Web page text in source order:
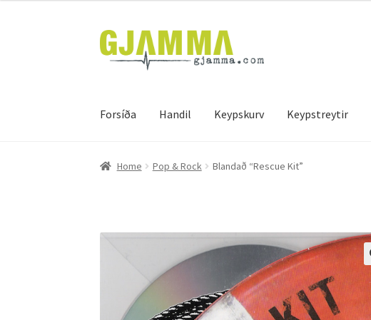
Skip
to
navigation
Skip
to
Forsíða Handil Keypskurv Keypstreytir
Heim Handil Keypskurv KassiMín brúkariKeypstreytir
Home Pop & Rock Blandað “Rescue Kit”